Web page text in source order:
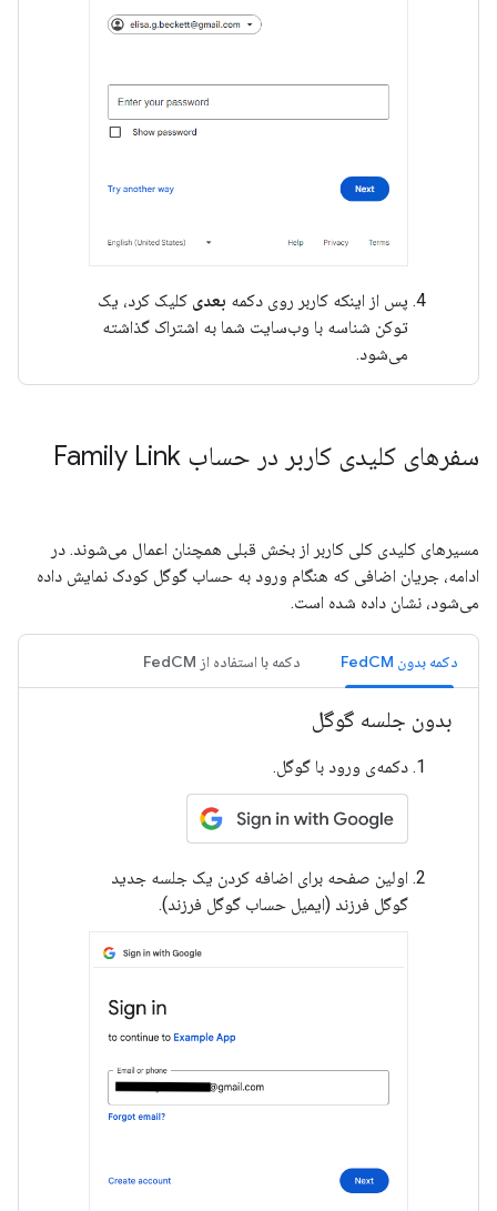
پس از اینکه کاربر روی دکمه بعدی کلیک کرد، یک
توکن شناسه با وب‌سایت شما به اشتراک گذاشته
می‌شود.
سفرهای کلیدی کاربر در حساب Family Link
مسیرهای کلیدی کلی کاربر از بخش قبلی همچنان اعمال می‌شوند. در
ادامه، جریان اضافی که هنگام ورود به حساب گوگل کودک نمایش داده
می‌شود، نشان داده شده است.
دکمه بدون FedCM دکمه با استفاده از FedCM
بدون جلسه گوگل
دکمه‌ی ورود با گوگل.
اولین صفحه برای اضافه کردن یک جلسه جدید
گوگل فرزند (ایمیل حساب گوگل فرزند).